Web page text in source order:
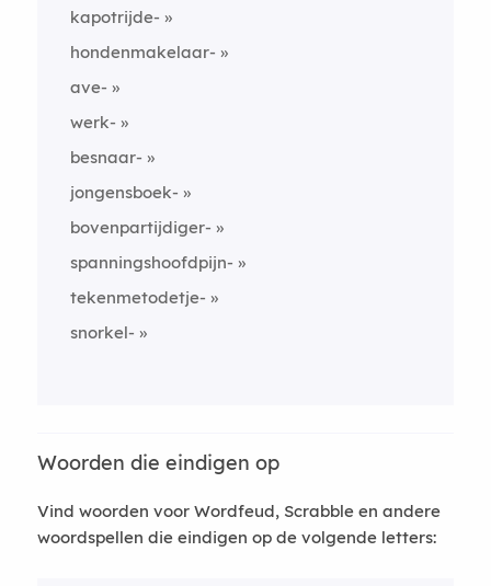
kapotrijde-
hondenmakelaar-
ave-
werk-
besnaar-
jongensboek-
bovenpartijdiger-
spanningshoofdpijn-
tekenmetodetje-
snorkel-
Woorden die eindigen op
Vind woorden voor Wordfeud, Scrabble en andere
woordspellen die eindigen op de volgende letters: